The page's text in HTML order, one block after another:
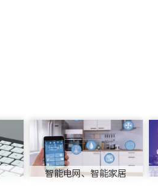
智能电网、智能家居